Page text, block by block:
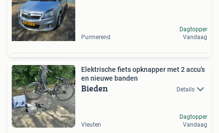
Purmerend
Dagtopper
Vandaag
Elektrische fiets opknapper met 2 accu's
en nieuwe banden
Bieden Details
Vleuten
Dagtopper
Vandaag